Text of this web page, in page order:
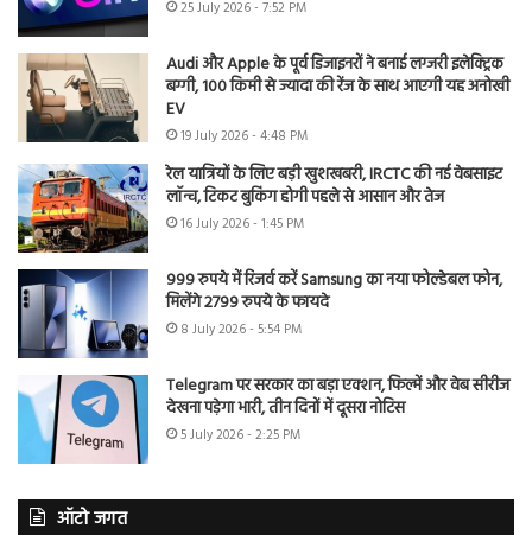
25 July 2026 - 7:52 PM
Audi और Apple के पूर्व डिजाइनरों ने बनाई लग्जरी इलेक्ट्रिक
बग्गी, 100 किमी से ज्यादा की रेंज के साथ आएगी यह अनोखी
EV
19 July 2026 - 4:48 PM
रेल यात्रियों के लिए बड़ी खुशखबरी, IRCTC की नई वेबसाइट
लॉन्च, टिकट बुकिंग होगी पहले से आसान और तेज
16 July 2026 - 1:45 PM
999 रुपये में रिजर्व करें Samsung का नया फोल्डेबल फोन,
मिलेंगे 2799 रुपये के फायदे
8 July 2026 - 5:54 PM
Telegram पर सरकार का बड़ा एक्शन, फिल्में और वेब सीरीज
देखना पड़ेगा भारी, तीन दिनों में दूसरा नोटिस
5 July 2026 - 2:25 PM
ऑटो जगत